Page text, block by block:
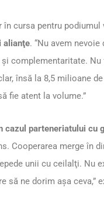
cursa pentru podiumul
alianţe. “Nu avem
complementaritate.
însă la 8,5 milioane
fie atent la volume.”
cazul parteneriatului cu
Cooperarea merge în
unii cu ceilalţi. Nu
să ne dorim aşa ceva,”